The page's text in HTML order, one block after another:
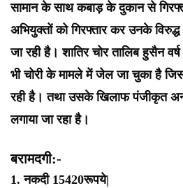
सामान के साथ कबाड़ के दुकान से
अभियुक्तों को गिरफ्तार कर उनके विरुद्ध
जा रही है। शातिर चोर तालिब हुसैन
भी चोरी के मामले में जेल जा चुका है
रही है। तथा उसके खिलाफ पंजीकृत
लगाया जा रहा है।
बरामदगी:-
1. नकदी 15420रूपये|